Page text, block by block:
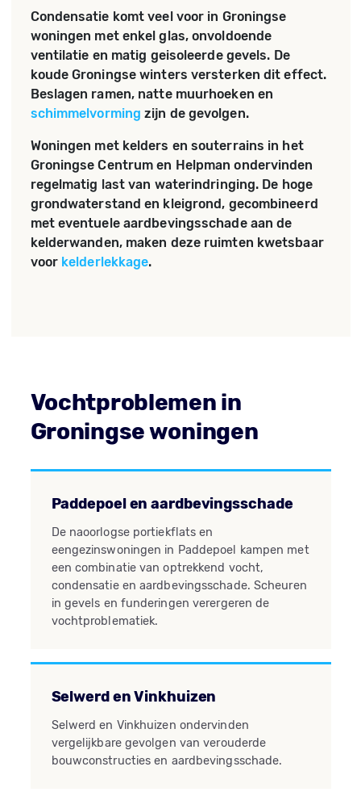
Condensatie komt veel voor in Groningse
woningen met enkel glas, onvoldoende
ventilatie en matig geisoleerde gevels. De
koude Groningse winters versterken dit effect.
Beslagen ramen, natte muurhoeken en
schimmelvorming zijn de gevolgen.
Woningen met kelders en souterrains in het
Groningse Centrum en Helpman ondervinden
regelmatig last van waterindringing. De hoge
grondwaterstand en kleigrond, gecombineerd
met eventuele aardbevingsschade aan de
kelderwanden, maken deze ruimten kwetsbaar
voor kelderlekkage.
Vochtproblemen in
Groningse woningen
Paddepoel en aardbevingsschade
De naoorlogse portiekflats en
eengezinswoningen in Paddepoel kampen met
een combinatie van optrekkend vocht,
condensatie en aardbevingsschade. Scheuren
in gevels en funderingen verergeren de
vochtproblematiek.
Selwerd en Vinkhuizen
Selwerd en Vinkhuizen ondervinden
vergelijkbare gevolgen van verouderde
bouwconstructies en aardbevingsschade.